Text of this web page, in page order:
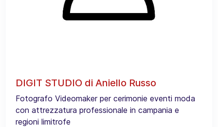
DIGIT STUDIO di Aniello Russo
Fotografo Videomaker per cerimonie eventi moda
con attrezzatura professionale in campania e
regioni limitrofe